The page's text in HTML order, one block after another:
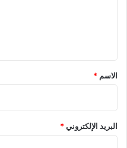
*
الاسم *
البريد الإلكتروني*